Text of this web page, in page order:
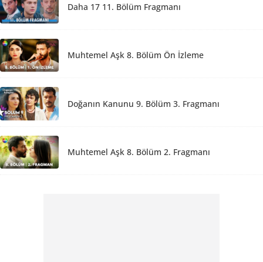
Daha 17 11. Bölüm Fragmanı
Muhtemel Aşk 8. Bölüm Ön İzleme
Doğanın Kanunu 9. Bölüm 3. Fragmanı
Muhtemel Aşk 8. Bölüm 2. Fragmanı